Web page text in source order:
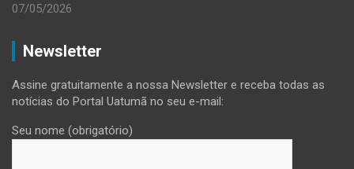
07/05/2026
Newsletter
Assine gratuitamente a nossa Newsletter e receba todas as
notícias do Portal Uatumã no seu e-mail:
Seu nome (obrigatório)